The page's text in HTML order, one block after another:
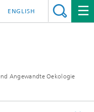
Angewandte Oekologie
ENGLISH